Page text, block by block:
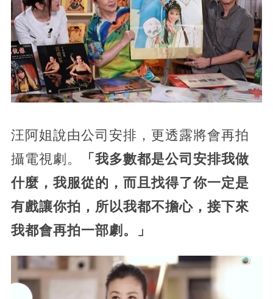
汪阿姐說由公司安排，更透露將會再拍
攝電視劇。
「我多數都是公司安排我做
什麼，我服從的，而且找得了你一定是
有戲讓你拍，所以我都不擔心，接下來
我都會再拍一部劇。」